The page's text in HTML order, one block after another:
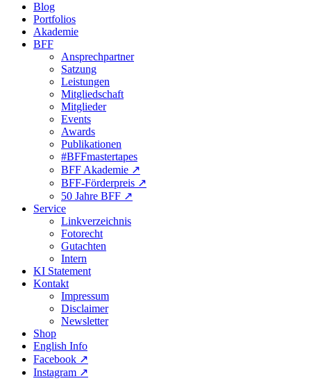
Blog
Portfolios
Akademie
BFF
Ansprechpartner
Satzung
Leistungen
Mitgliedschaft
Mitglieder
Events
Awards
Publikationen
#BFFmastertapes
BFF Akademie ↗︎
BFF-Förderpreis ↗︎
50 Jahre BFF ↗︎
Service
Linkverzeichnis
Fotorecht
Gutachten
Intern
KI Statement
Kontakt
Impressum
Disclaimer
Newsletter
Shop
English Info
Facebook ↗︎
Instagram ↗︎